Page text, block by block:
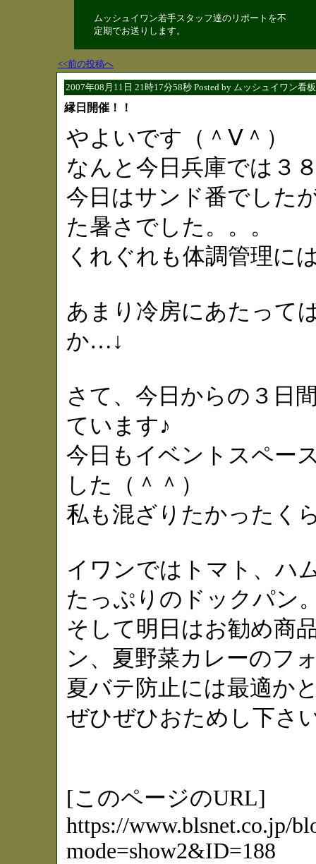
ムッシュイワン若手スタッフ達のリポートを不
定期でお送りします。
<<前の投稿へ
2007年08月11日 21時17分58秒 Posted by ムッシュイワン看
縁日開催！！
やよいです（＾Ⅴ＾）
なんと今日兵庫では３
今日はサンド番でした
た暑さでした。。。
くれぐれも体調管理に
あまり冷房にあたって
か…↓
さて、今日からの３日
ています♪
今日もイベントスペー
した（＾＾）
私も混ざりたかったく
イワンではトマト、ハ
たっぷりのドックパン
そして明日はお勧め商
ン、夏野菜カレーのフ
夏バテ防止には最適か
ぜひぜひおためし下さ
[このページのURL]
https://www.blsnet.co.jp/
mode=show2&ID=188